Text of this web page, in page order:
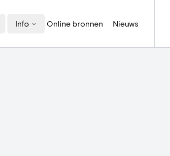
Info Online bronnen Nieuws